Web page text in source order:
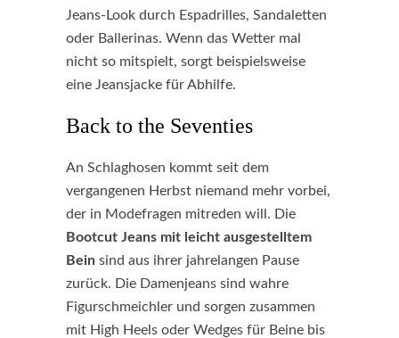
Jeans-Look durch Espadrilles, Sandaletten
oder Ballerinas. Wenn das Wetter mal
nicht so mitspielt, sorgt beispielsweise
eine Jeansjacke für Abhilfe.
Back to the Seventies
An Schlaghosen kommt seit dem
vergangenen Herbst niemand mehr vorbei,
der in Modefragen mitreden will. Die
Bootcut Jeans mit leicht ausgestelltem
Bein sind aus ihrer jahrelangen Pause
zurück. Die Damenjeans sind wahre
Figurschmeichler und sorgen zusammen
mit High Heels oder Wedges für Beine bis